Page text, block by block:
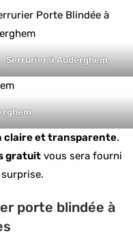
Serrurier à Auderghem
et transparente.
gratuit vous sera fourni
porte blindée à